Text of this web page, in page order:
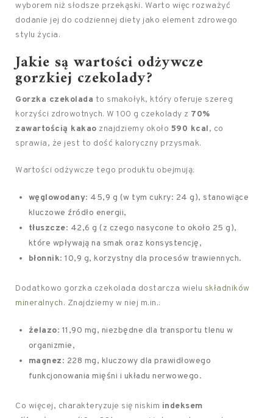
wyborem niż słodsze przekąski. Warto więc rozważyć
dodanie jej do codziennej diety jako element zdrowego
stylu życia.
Jakie są wartości odżywcze
gorzkiej czekolady?
Gorzka czekolada to smakołyk, który oferuje szereg
korzyści zdrowotnych. W 100 g czekolady z 70%
zawartością kakao znajdziemy około 590 kcal, co
sprawia, że jest to dość kaloryczny przysmak.
Wartości odżywcze tego produktu obejmują:
węglowodany: 45,9 g (w tym cukry: 24 g), stanowiące
kluczowe źródło energii,
tłuszcze: 42,6 g (z czego nasycone to około 25 g),
które wpływają na smak oraz konsystencję,
błonnik: 10,9 g, korzystny dla procesów trawiennych.
Dodatkowo gorzka czekolada dostarcza wielu składników
mineralnych. Znajdziemy w niej m.in.:
żelazo: 11,90 mg, niezbędne dla transportu tlenu w
organizmie,
magnez: 228 mg, kluczowy dla prawidłowego
funkcjonowania mięśni i układu nerwowego.
Co więcej, charakteryzuje się niskim indeksem